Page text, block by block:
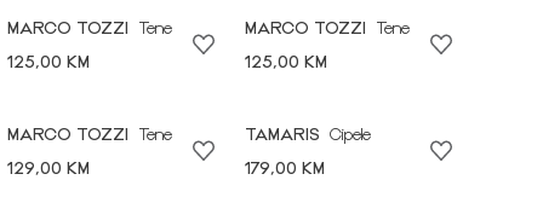
MARCO TOZZI
Tene
125,00 KM
MARCO TOZZI
Tene
125,00 KM
MARCO TOZZI
Tene
129,00 KM
TAMARIS
Cipele
179,00 KM